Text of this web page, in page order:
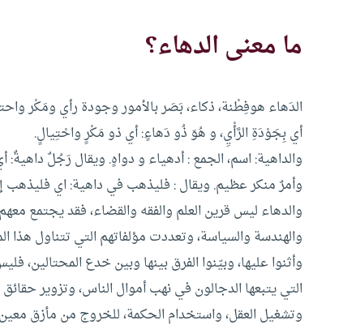
ما معنى الدهاء؟
الدَهاء هوفِطْنة، ذكاء، بَصَر بالأمور وجودة رأي ومَكْر
أي بِجَوْدَةِ الرَّأْيِ، و هُوَ ذُو دَهاءٍ: أي ذو مَكْرٍ واحْتِيالٍ.
والداهية: اسم، الجمع : أدهياء و دواهٍ. ويقال رَجُلٌ داهيةٌ:
وأمرٌ منكر عظيم. ويقال : فليذهب في داهية: اي فليذهب
والدهاء ليس قرين العلم والفقه والقضاء، فقد يجتمع
والهندسة والسياسة، وتعددت مؤلفاتهم التي تتناول
وأثنوا عليها، وبيّنوا الفرق بينها وبين خدع المحتالين،
التي يتبعها الدجالون في نهب أموال الناس، وتزوير
وتشغيل العقل، واستخدام الحكمة، للخروج من مأزق